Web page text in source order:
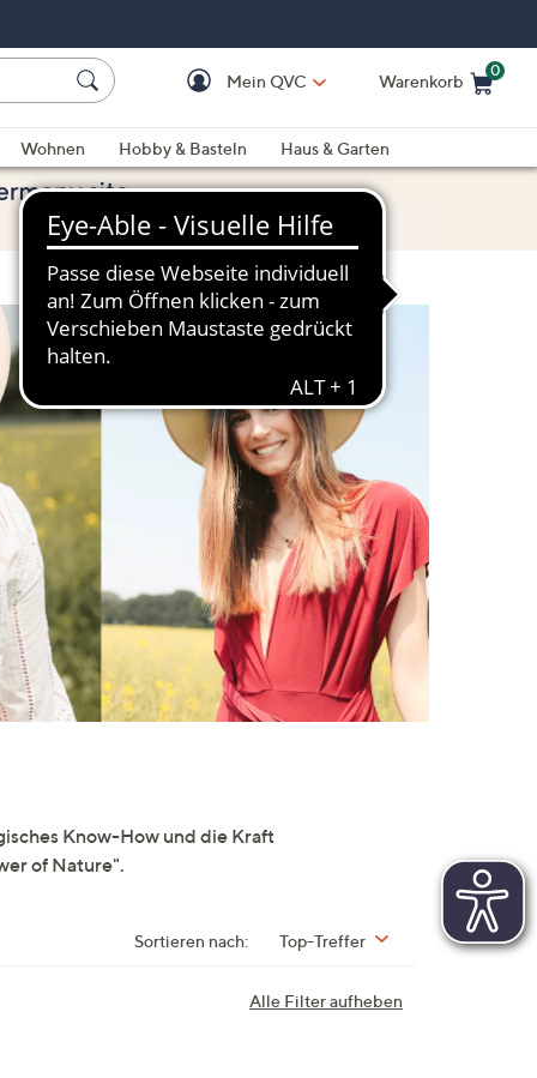
Mein QVC Warenkorb
0
Wohnen Hobby & Basteln
Haus & Garten
Know-How und die Kraft
of Nature".
Sortieren nach: Top-Treffer
Alle Filter aufheben